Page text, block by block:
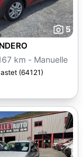
5
SANDERO
2021 - 75167 km - Manuelle
(64121)